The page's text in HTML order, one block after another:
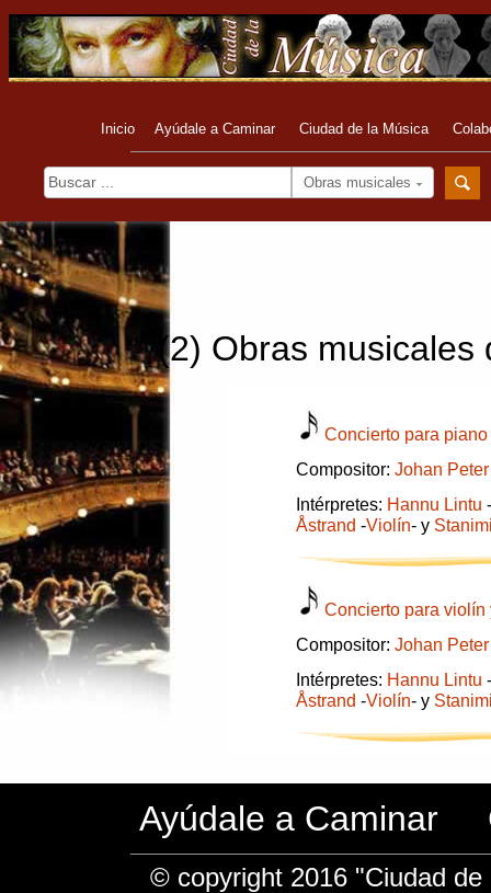
Inicio Ayúdale a Caminar Ciudad de la Música
Obras musicales
(2) Obras
Concierto para
Compositor: Johan
Intérpretes: Hannu Lintu -
Åstrand -Violín- y
Concierto para violín
Compositor: Johan
Intérpretes: Hannu Lintu -
Åstrand -Violín- y
Ayúdale a Caminar
© copyright 2016 "Ciudad